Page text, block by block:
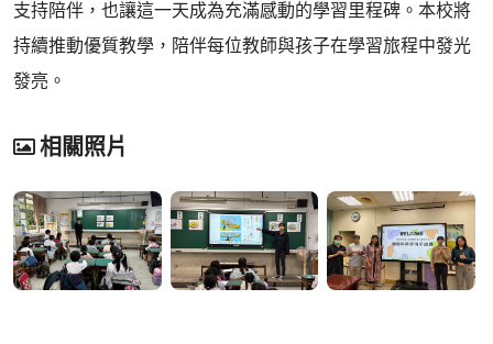
支持陪伴，也讓這一天成為充滿感動的學習里程碑。本校將
持續推動優質教學，陪伴每位教師與孩子在學習旅程中發光
發亮。
相關照片